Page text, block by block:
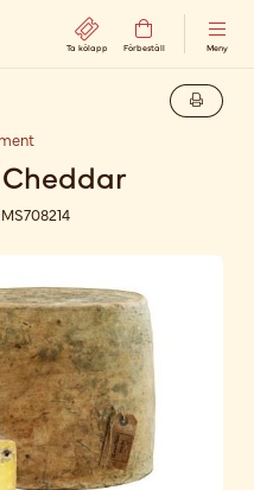
Ta kölapp Förbeställ Meny
MS708214